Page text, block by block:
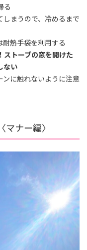
る
しまうので、冷めるまで
耐熱手袋を利用する
ストーブの窓を開けた
ない
ンに触れないように注意
ナー編〉